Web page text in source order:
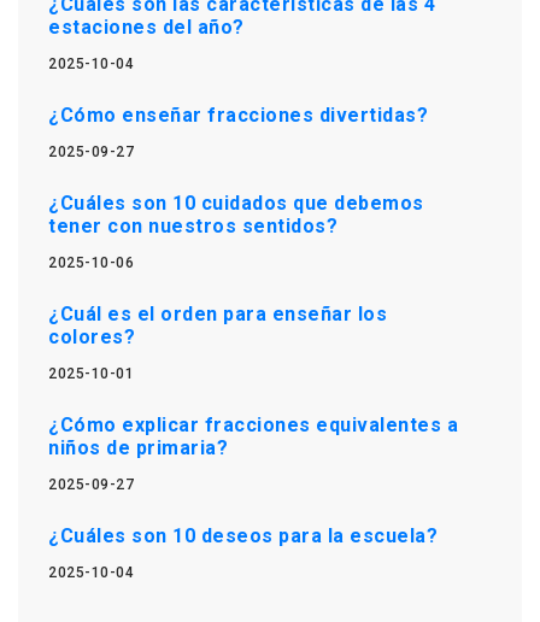
estaciones del año?
2025-10-04
¿Cómo enseñar fracciones divertidas?
2025-09-27
¿Cuáles son 10 cuidados que debemos
tener con nuestros sentidos?
2025-10-06
¿Cuál es el orden para enseñar los
colores?
2025-10-01
¿Cómo explicar fracciones equivalentes a
niños de primaria?
2025-09-27
¿Cuáles son 10 deseos para la escuela?
2025-10-04